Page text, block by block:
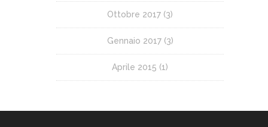
Ottobre 2017 (3)
Gennaio 2017(3)
Aprile 2015 (1)